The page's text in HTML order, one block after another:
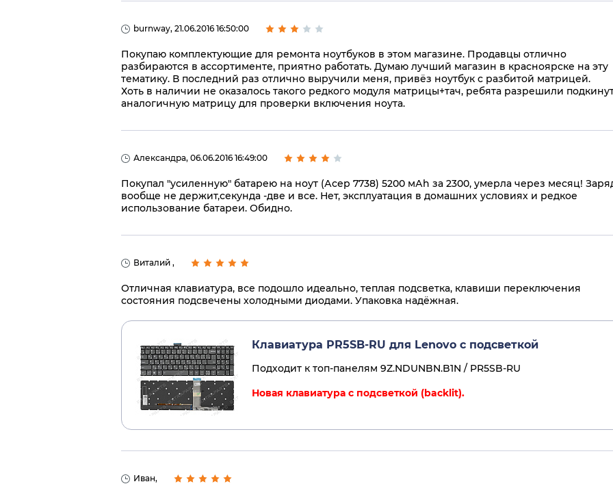
burnway, 21.06.2016 16:50:00
Покупаю комплектующие для ремонта ноутбуков в этом магазине. Продавцы отлично
разбираются в ассортименте, приятно работать. Думаю лучший магазин в красноярске на эту
тематику. В последний раз отлично выручили меня, привёз ноутбук с разбитой матрицей.
Хоть в наличии не оказалось такого редкого модуля матрицы+тач, ребята разрешили
аналогичную матрицу для проверки включения ноута.
Александра, 06.06.2016 16:49:00
Покупал "усиленную" батарею на ноут (Асер 7738) 5200 мАh за 2300, умерла через месяц!
вообще не держит,секунда -две и все. Нет, эксплуатация в домашних условиях и редкое
использование батареи. Обидно.
Виталий ,
Отличная клавиатура, все подошло идеально, теплая подсветка, клавиши переключения
состояния подсвечены холодными диодами. Упаковка надёжная.
Клавиатура PR5SB-RU для Lenovo с подсветкой
Подходит к топ-панелям 9Z.NDUNBN.B1N / PR5SB-RU
Новая клавиатура с подсветкой (backlit).
Иван,